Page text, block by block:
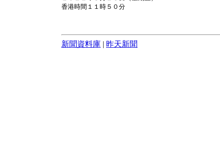
香港時間１１時５０分
新聞資料庫 | 昨天新聞